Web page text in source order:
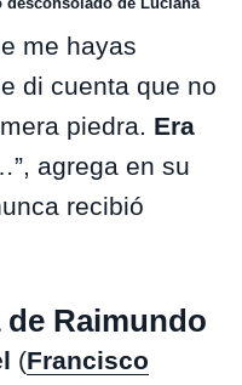
me hayas
di cuenta que no
piedra. Era
agrega en su
recibió
Raimundo
(Francisco